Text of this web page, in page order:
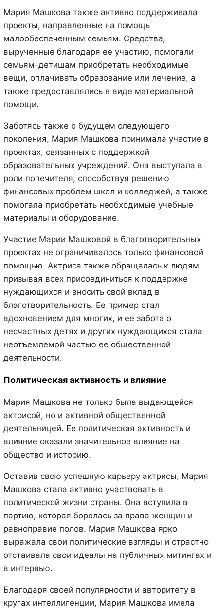
Мария Машкова также активно поддерживала
проекты, направленные на помощь
малообеспеченным семьям. Средства,
вырученные благодаря ее участию, помогали
семьям-детишам приобретать необходимые
вещи, оплачивать образование или лечение, а
также предоставлялись в виде материальной
помощи.
Заботясь также о будущем следующего
поколения, Мария Машкова принимала участие в
проектах, связанных с поддержкой
образовательных учреждений. Она выступала в
роли попечителя, способствуя решению
финансовых проблем школ и колледжей, а также
помогала приобретать необходимые учебные
материалы и оборудование.
Участие Марии Машковой в благотворительных
проектах не ограничивалось только финансовой
помощью. Актриса также обращалась к людям,
призывая всех присоединиться к поддержке
нуждающихся и вносить свой вклад в
благотворительность. Ее пример стал
вдохновением для многих, и ее забота о
несчастных детях и других нуждающихся стала
неотъемлемой частью ее общественной
деятельности.
Политическая активность и влияние
Мария Машкова не только была выдающейся
актрисой, но и активной общественной
деятельницей. Ее политическая активность и
влияние оказали значительное влияние на
общество и историю.
Оставив свою успешную карьеру актрисы, Мария
Машкова стала активно участвовать в
политической жизни страны. Она вступила в
партию, которая боролась за права женщин и
равноправие полов. Мария Машкова ярко
выражала свои политические взгляды и страстно
отстаивала свои идеалы на публичных митингах и
в интервью.
Благодаря своей популярности и авторитету в
кругах интеллигенции, Мария Машкова имела